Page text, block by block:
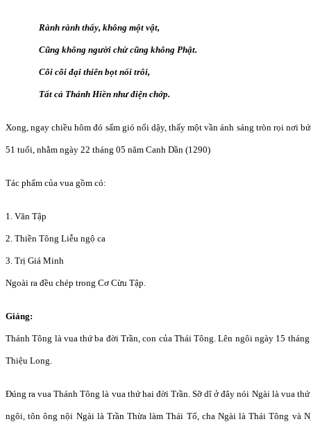
Rành rành thấy, không một vật,
Cũng không người chừ cũng không Phật.
Cõi cõi đại thiên bọt nổi trôi,
Tất cả Thánh Hiền như điện chớp.
Xong, ngay chiều hôm đó sấm gió nổi dậy, thấy một vần ánh sáng tròn rọi nơi
51 tuổi, nhằm ngày 22 tháng 05 năm Canh Dần (1290)
Tác phẩm của vua gồm có:
1. Văn Tập
2. Thiền Tông Liễu ngộ ca
3. Trị Giá Minh
Ngoài ra đều chép trong Cơ Cừu Tập.
Giảng:
Thánh Tông là vua thứ ba đời Trần, con của Thái Tông. Lên ngôi ngày 15
Thiệu Long.
Đúng ra vua Thánh Tông là vua thứ hai đời Trần. Sỡ dĩ ở đây nói Ngài là vua
ngôi, tôn ông nội Ngài là Trần Thừa làm Thái Tổ, cha Ngài là Thái Tông và